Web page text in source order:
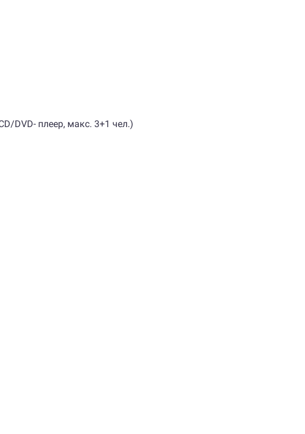
DVD- плеер, макс. 3+1 чел.)